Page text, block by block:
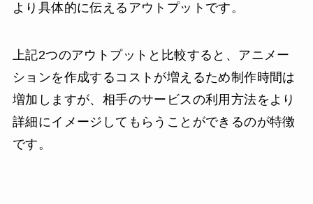
より具体的に伝えるアウトプットです。
上記2つのアウトプットと比較すると、アニメー
ションを作成するコストが増えるため制作時間は
増加しますが、相手のサービスの利用方法をより
詳細にイメージしてもらうことができるのが特徴
です。